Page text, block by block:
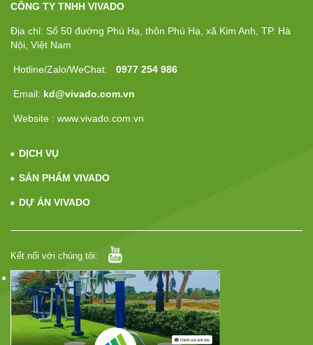
CÔNG TY TNHH VIVADO
Địa chỉ: Số 50 đường Phú Hạ, thôn Phú Hạ, xã Kim Anh, TP. Hà
Nội, Việt Nam
Hotline/Zalo/WeChat: 0977 254 986
Email: kd@vivado.com.vn
Website : www.vivado.com.vn
DỊCH VỤ
SẢN PHẨM VIVADO
DỰ ÁN VIVADO
Kết nối với chúng tôi: